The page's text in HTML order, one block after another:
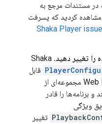
در مستندات مرجع به
کردید که پسرفت
Shaka Player
را تغییر دهید. Shaka
قابل
پیکربندی است. Web Receiver SDK مجموعه‌ای از
برنامه‌ها را قادر
ویژگی
تغییر